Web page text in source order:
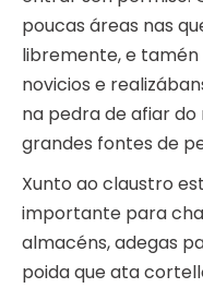
poucas áreas nas
libremente, e tamén
novicios e
na pedra de afiar
grandes fontes de
Xunto ao claustro
importante para
almacéns, adegas
poida que ata